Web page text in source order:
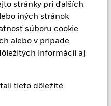
stránky pri ďalších
iných stránok
súboru cookie
alebo v prípade
informácií aj
tieto dôležité
emitovaných
keď emitujúca
alebo splatiť kapitál do
je navrhnutý na
vplyv menových
a menami, v ktorých sú
podkladové investície. V